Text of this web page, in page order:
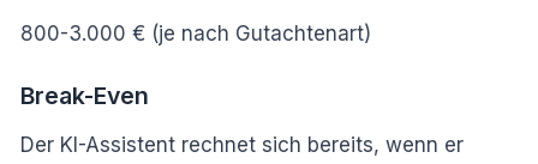
800-3.000 € (je nach Gutachtenart)
Break-Even
Der KI-Assistent rechnet sich bereits, wenn er